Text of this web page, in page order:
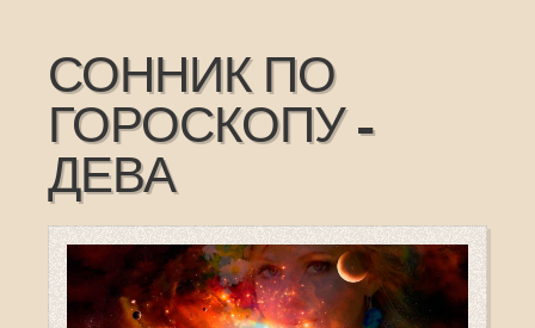
СОННИК ПО
ГОРОСКОПУ -
ДЕВА